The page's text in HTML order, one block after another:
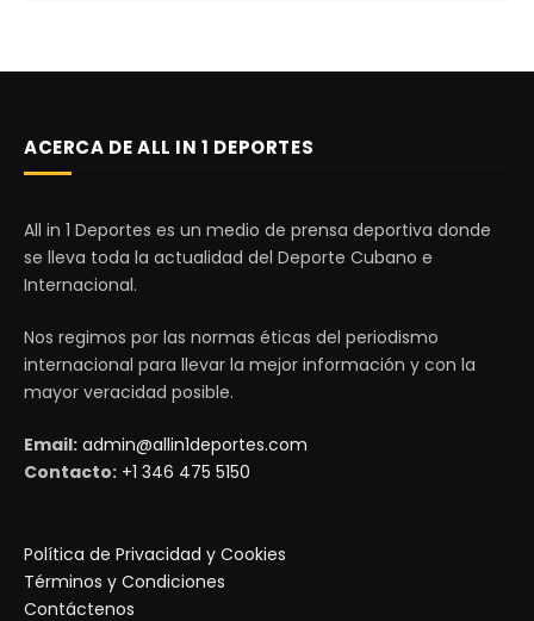
ACERCA DE ALL IN 1 DEPORTES
All in 1 Deportes es un medio de prensa deportiva donde
se lleva toda la actualidad del Deporte Cubano e
Internacional.
Nos regimos por las normas éticas del periodismo
internacional para llevar la mejor información y con la
mayor veracidad posible.
Email: admin@allin1deportes.com
Contacto: +1 346 475 5150
Política de Privacidad y Cookies
Términos y Condiciones
Contáctenos